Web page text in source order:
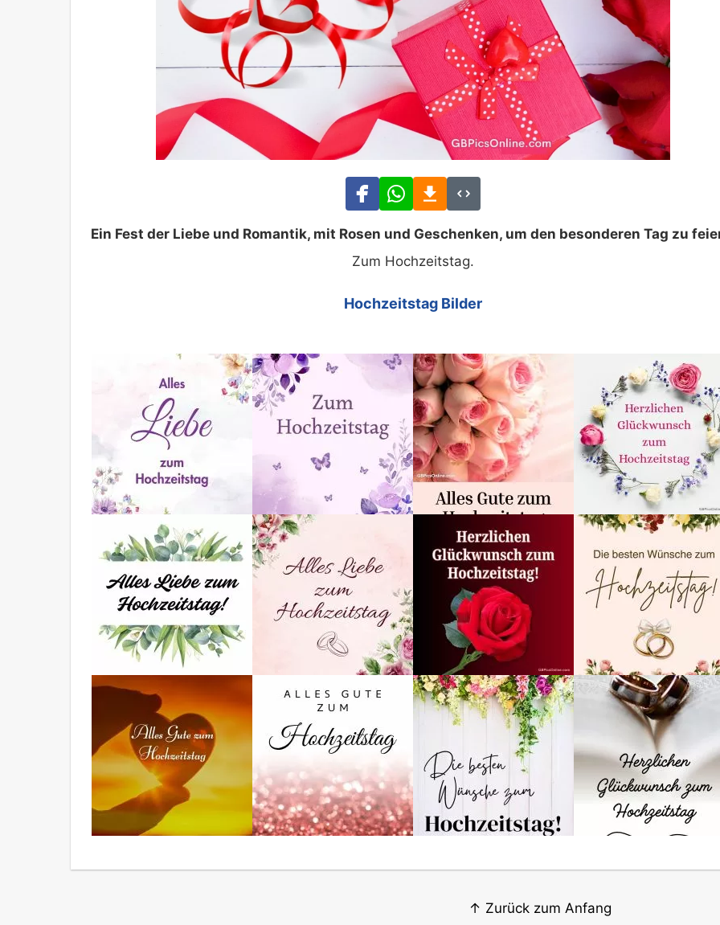
Ein Fest der Liebe und Romantik, mit Rosen und Geschenken, um den besonderen Tag zu
Zum Hochzeitstag.
Hochzeitstag Bilder
↑ Zurück zum Anfang